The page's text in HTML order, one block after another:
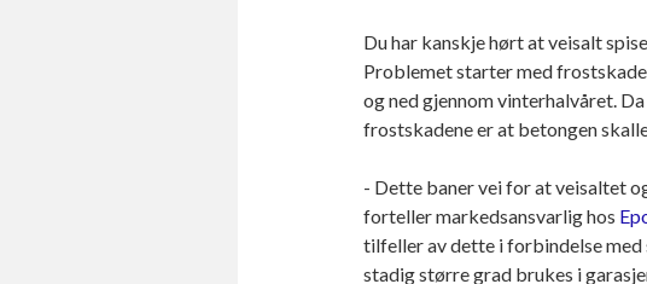
Du har kanskje hørt at veisalt
Problemet starter med
og ned gjennom vinterhalvåret.
frostskadene er at betongen
- Dette baner vei for at veisaltet
forteller markedsansvarlig hos
tilfeller av dette i forbindelse med
stadig større grad brukes i